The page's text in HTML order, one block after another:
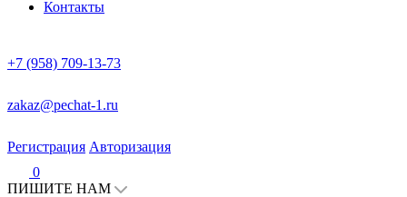
Контакты
+7 (958) 709-13-73
zakaz@pechat-1.ru
Регистрация Авторизация
0
ПИШИТЕ НАМ